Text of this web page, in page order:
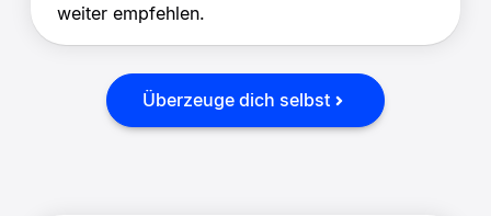
weiter empfehlen.
Überzeuge dich selbst